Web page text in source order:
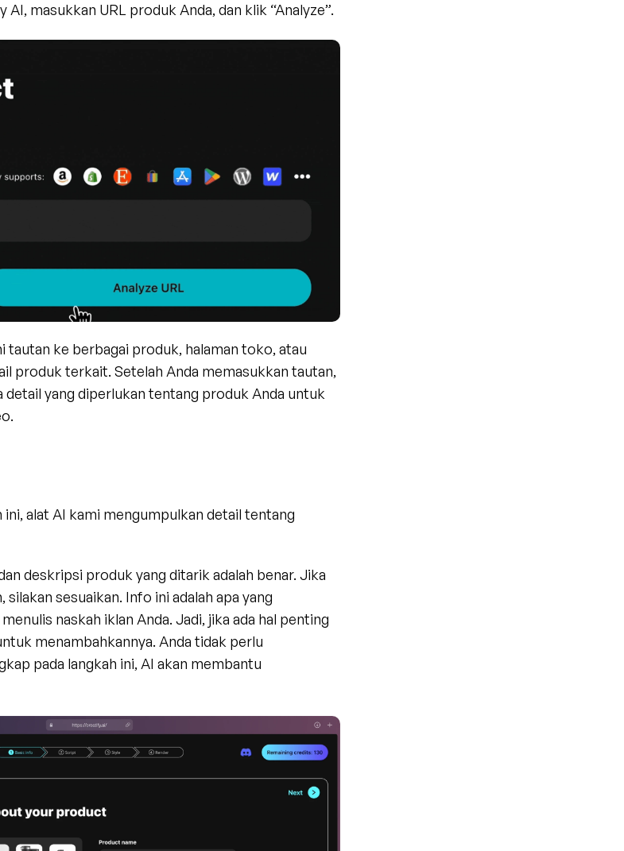
AI, masukkan URL produk Anda, dan klik “Analyze”.
tautan ke berbagai produk, halaman toko, atau
produk terkait. Setelah Anda memasukkan tautan,
detail yang diperlukan tentang produk Anda untuk
ini, alat AI kami mengumpulkan detail tentang
deskripsi produk yang ditarik adalah benar. Jika
silakan sesuaikan. Info ini adalah apa yang
naskah iklan Anda. Jadi, jika ada hal penting
menambahkannya. Anda tidak perlu
pada langkah ini, AI akan membantu